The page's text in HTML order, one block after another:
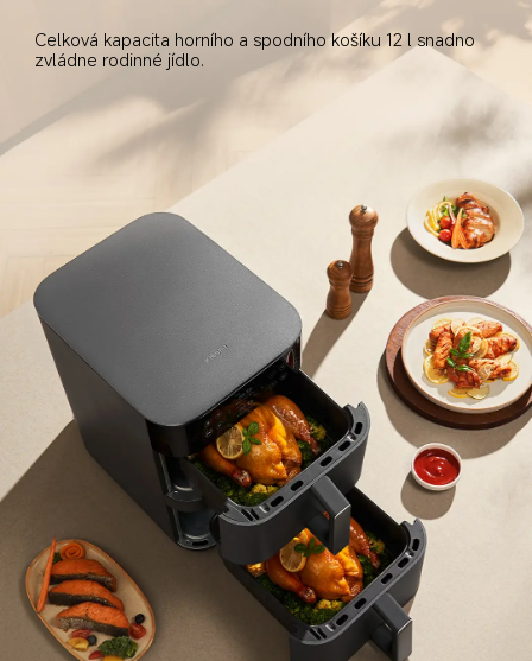
Celková kapacita horního a spodního košíku 12 l snadno
zvládne rodinné jídlo.